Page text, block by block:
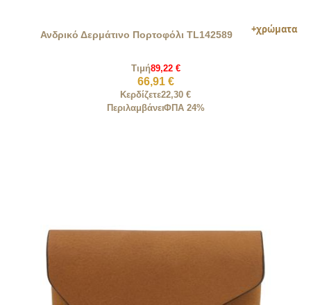
Ανδρικό Δερμάτινο Πορτοφόλι TL142589
Τιμή89,22 €
66,91 €
Κερδίζετε22,30 €
ΠεριλαμβάνειΦΠΑ 24%